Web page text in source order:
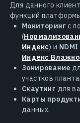
Для данного
функций
Мониторинг с
(
Индекс) и NDMI
Индекс
Зонирование
участков
Скаутинг для
Карты
данных.